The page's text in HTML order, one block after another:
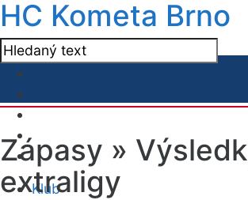
HC Kometa Brno
Klub
Zápasy »
extraligy